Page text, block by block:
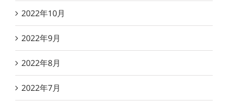
2022年10月
2022年9月
2022年8月
2022年7月